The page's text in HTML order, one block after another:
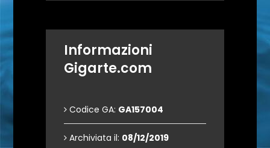
Informazioni
Gigarte.com
Codice GA: GA157004
Archiviata il: 08/12/2019